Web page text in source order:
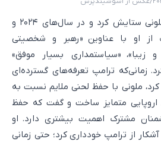
ترامپ در آغاز بارها از ملونی ستایش کرد و در سال‌های ۲۰۲۴ و
از او با عناوین «رهبر و شخصیتی
زیبا»، «سیاستمداری بسیار موفق»
زمانی‌که ترامپ تعرفه‌های گسترده‌ای
کرد، ملونی با حفظ لحنی ملایم نسبت به
اروپایی متمایز ساخت و گفت که حفظ
مشترک اهمیت بیشتری دارد. او
از ترامپ خودداری کرد؛ حتی زمانی